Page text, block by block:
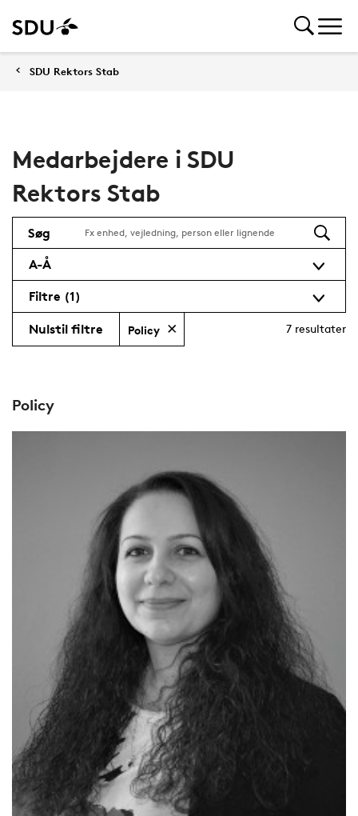
SDU Rektors Stab
Medarbejdere i SDU
Rektors Stab
Filtre (1)
A-Å
Søg
7 resultater
Nulstil filtre Policy
Policy